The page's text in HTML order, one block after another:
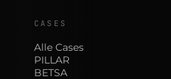
CASES
Alle Cases
PILLAR
BETSA